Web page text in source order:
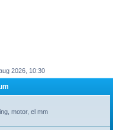
2026, 10:30
motor, el mm